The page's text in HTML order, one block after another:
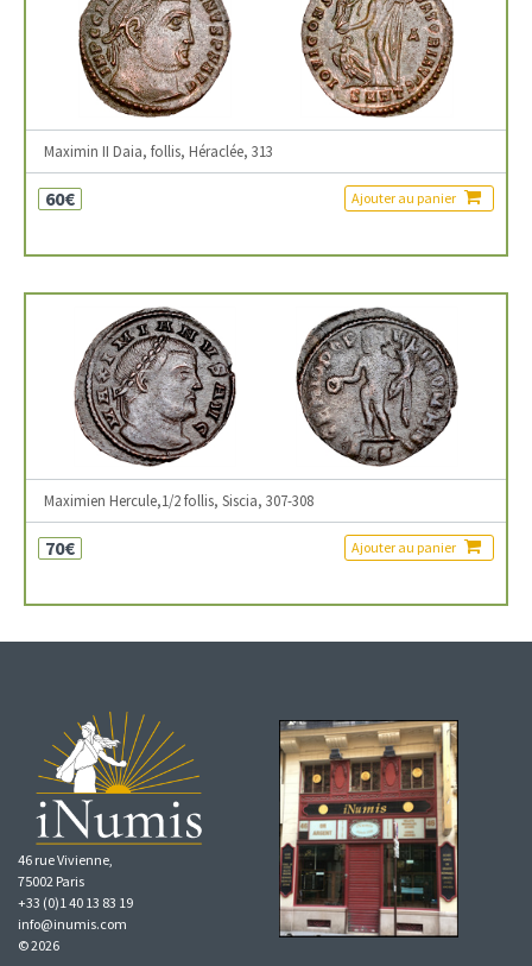
Maximin II Daia, follis, Héraclée, 313
60€ Ajouter au panier
Maximien Hercule,1/2 follis, Siscia, 307-308
70€ Ajouter au panier
46 rue Vivienne,
75002 Paris
+33 (0)1 40 13 83 19
info@inumis.com
© 2026